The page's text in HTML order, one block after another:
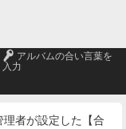
🔑 アルバムの合い言葉を
入力
者が設定した【合